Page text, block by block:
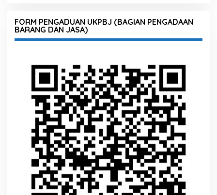
FORM PENGADUAN UKPBJ (BAGIAN PENGADAAN
BARANG DAN JASA)